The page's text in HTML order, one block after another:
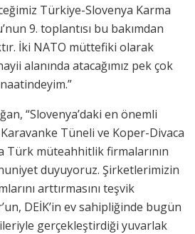
Türkiye-Slovenya Karma
9. toplantısı bu bakımdan
İki NATO müttefiki olarak
alanında atacağımız pek çok
“Slovenya’daki en önemli
Tüneli ve Koper-Divaca
Türk müteahhitlik firmalarının
duyuyoruz. Şirketlerimizin
arttırmasını teşvik
DEİK’in ev sahipliğinde bugün
gerçekleştirdiği yuvarlak